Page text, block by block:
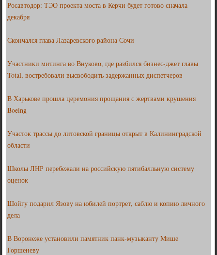
Росавтодор: ТЭО проекта моста в Керчи будет готово сначала
декабря
Скончался глава Лазаревского района Сочи
Участники митинга во Внуково, где разбился бизнес-джет главы
Total, востребовали высвободить задержанных диспетчеров
В Харькове прошла церемония прощания с жертвами крушения
Boeing
Участок трассы до литовской границы открыт в Калининградской
области
Школы ЛНР перебежали на российскую пятибалльную систему
оценок
Шойгу подарил Язову на юбилей портрет, саблю и копию личного
дела
В Воронеже установили памятник панк-музыканту Мише
Горшеневу